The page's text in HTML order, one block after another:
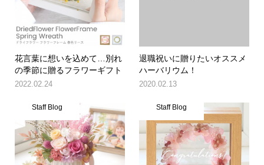
花言葉に想いを込めて…別れ
の季節に贈るフラワーギフト
2022.02.24
退職祝いに贈りたいオススメ
ハーバリウム！
2020.02.13
Staff Blog Staff Blog